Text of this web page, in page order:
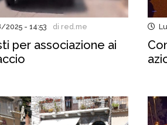
2025 - 14:53 di red.me
per associazione ai